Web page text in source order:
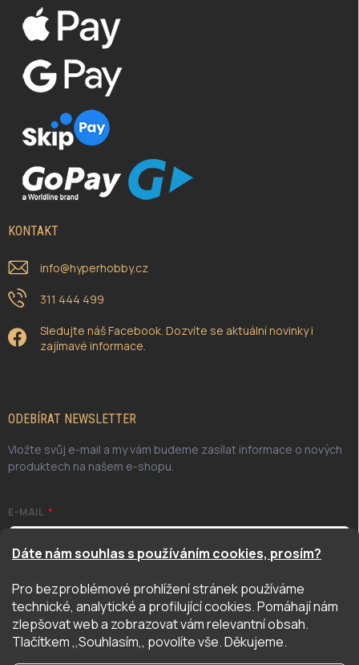
Dáte nám souhlas s používáním cookies, prosím?
Pro bezproblémové prohlížení stránek používáme
technické, analytické a profilující cookies. Pomáhají nám
zlepšovat web a zobrazovat vám relevantní obsah.
Tlačítkem ,,Souhlasím,, povolíte vše. Děkujeme.
KONTAKT
info@hyperhobby.cz
311 444 499
Sledujte náš Facebook. Dozvíte se aktuální novinky i
zajímavé informace.
ODEBÍRAT NEWSLETTER
Vložte svůj e-mail a my vám budeme zasílat informace o nových
produktech na našem e-shopu.
E-MAIL
Odesláním potvrzuji, že jsem se seznámil/a se zásadami
ochrany osobních údajů. Úplné znění naleznetezde
PŘIHLÁSIT SE